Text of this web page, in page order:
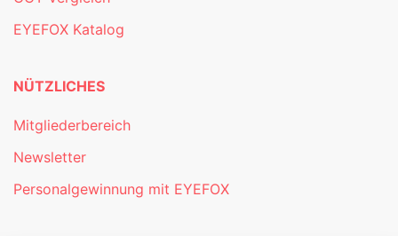
EYEFOX Katalog
NÜTZLICHES
Mitgliederbereich
Newsletter
Personalgewinnung mit EYEFOX